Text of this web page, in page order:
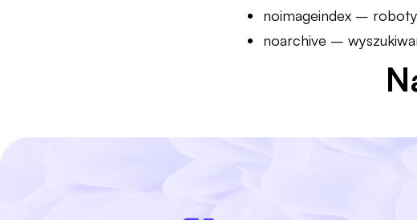
noimageindex – roboty
noarchive –